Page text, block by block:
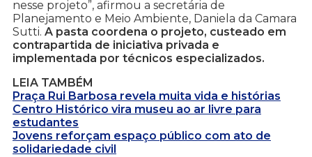
nesse projeto”, afirmou a secretária de
Planejamento e Meio Ambiente, Daniela da Camara
Sutti. A pasta coordena o projeto, custeado em
contrapartida de iniciativa privada e
implementada por técnicos especializados.
LEIA TAMBÉM
Praça Rui Barbosa revela muita vida e histórias
Centro Histórico vira museu ao ar livre para
estudantes
Jovens reforçam espaço público com ato de
solidariedade civil